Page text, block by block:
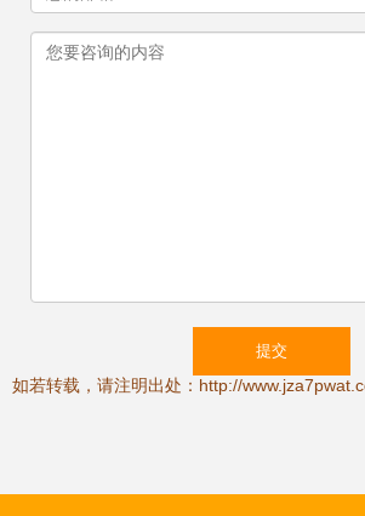
如若转载，请注明出处：http://